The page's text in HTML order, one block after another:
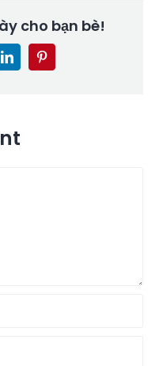
cho bạn bè!
LinkedInPinterest